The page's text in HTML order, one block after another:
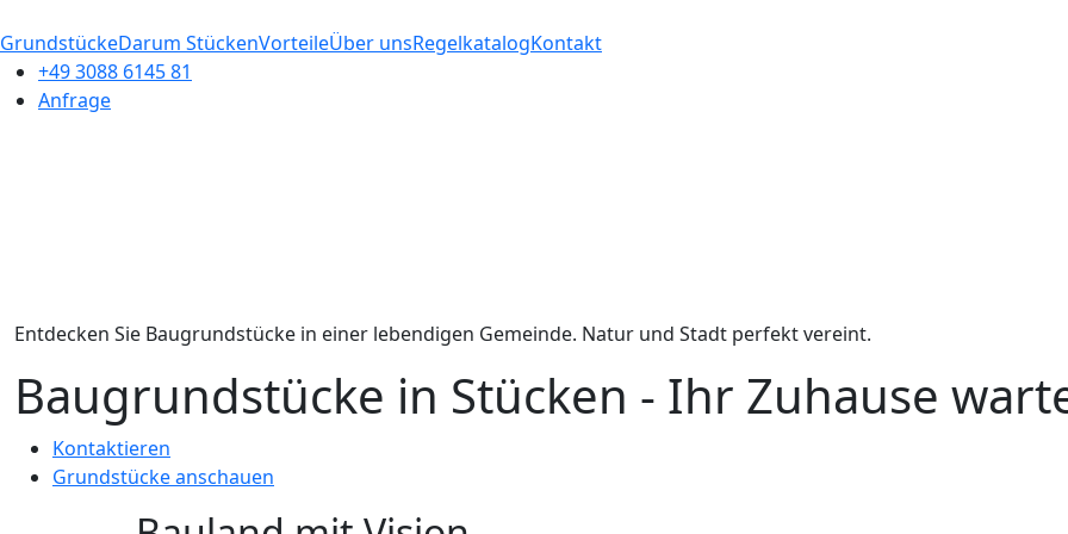
GrundstückeDarum StückenVorteileÜber unsRegelkatalogKontakt
+49 3088 6145 81
Anfrage
Entdecken Sie Baugrundstücke in einer lebendigen Gemeinde. Natur und Stadt perfekt vereint.
Baugrundstücke in Stücken - Ihr Zuhause
Kontaktieren
Grundstücke anschauen